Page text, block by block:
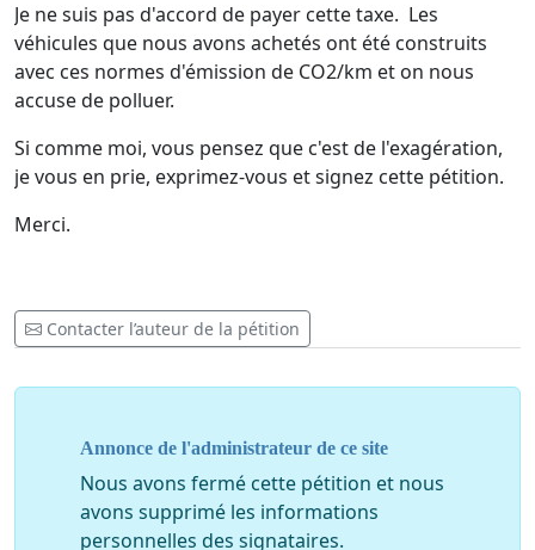
Je ne suis pas d'accord de payer cette taxe. Les
véhicules que nous avons achetés ont été construits
avec ces normes d'émission de CO2/km et on nous
accuse de polluer.
Si comme moi, vous pensez que c'est de l'exagération,
je vous en prie, exprimez-vous et signez cette pétition.
Merci.
Contacter l’auteur de la pétition
Annonce de l'administrateur de ce site
Nous avons fermé cette pétition et nous
avons supprimé les informations
personnelles des signataires.